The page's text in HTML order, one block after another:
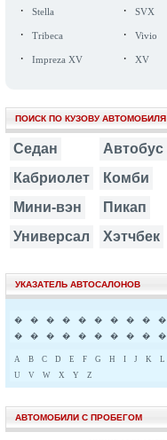
· Stella · SVX
· Tribeca · Vivio
· Impreza XV · XV
ПОИСК ПО КУЗОВУ АВТОМОБИЛЯ
Седан Автобус
Кабриолет
Комби
Мини-вэн
Пикап
Универсал
Хэтчбек
УКАЗАТЕЛЬ АВТОСАЛОНОВ
� � � � � � � � � �
�
� � � � � � � � �
A B C D E F G H I J K L
U
V W X Y Z
АВТОМОБИЛИ С ПРОБЕГОМ